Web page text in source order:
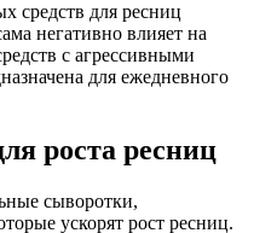
средств для ресниц
негативно влияет на
с агрессивными
для ежедневного
роста ресниц
сыворотки,
ускорят рост ресниц.